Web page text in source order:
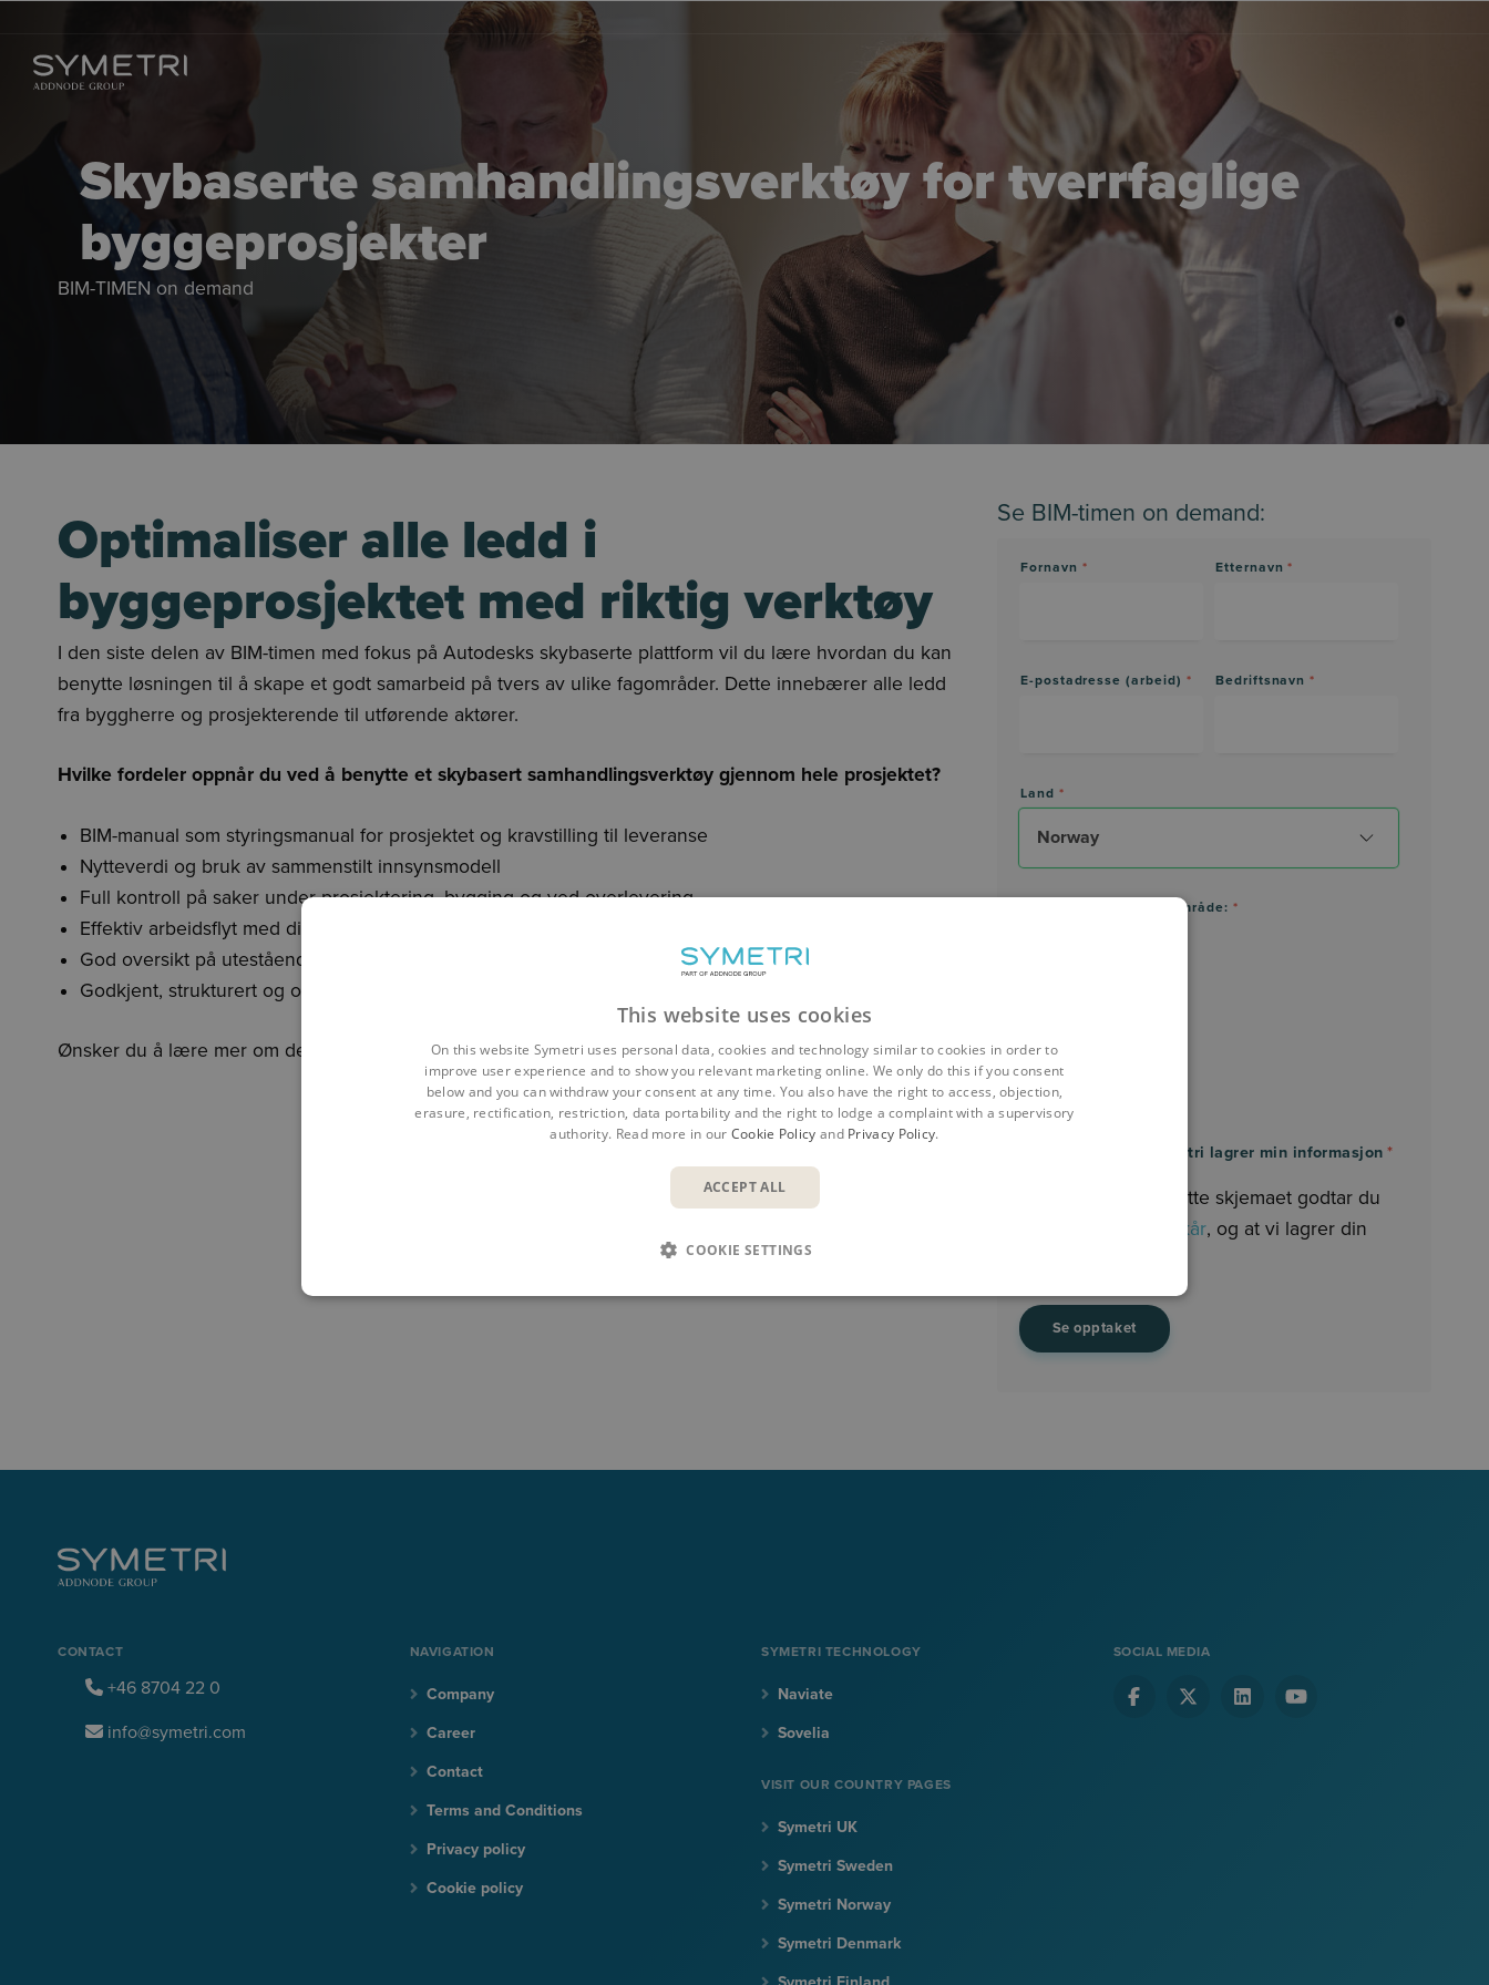
Skybaserte samhandlingsverktøy for tverrfaglige
byggeprosjekter
BIM-TIMEN on demand
Optimaliser alle ledd i
byggeprosjektet med riktig verktøy
I den siste delen av BIM-timen med fokus på Autodesks skybaserte plattform vil du lære hvordan du kan
benytte løsningen til å skape et godt samarbeid på tvers av ulike fagområder. Dette innebærer alle ledd
fra byggherre og prosjekterende til utførende aktører.
Hvilke fordeler oppnår du ved å benytte et skybasert samhandlingsverktøy gjennom hele prosjektet?
BIM-manual som styringsmanual for prosjektet og kravstilling til leveranse
Nytteverdi og bruk av sammenstilt innsynsmodell
Full kontroll på saker under prosjektering, bygging og ved overlevering
Effektiv arbeidsflyt med digitale sjekklister direkte på byggeplass
God oversikt på utestående saker ved overlevering til byggherre
Godkjent, strukturert og oversiktlig innsamling av FDV-dokumentasjon
Ønsker du å lære mer om dette temaet? Da anbefaler vi deg å se opptaket fra denne BIM-timen!
Se BIM-timen on demand:
Fornavn * Etternavn *
E-postadresse (arbeid) * Bedriftsnavn *
Land *
Interesseområde/Fagområde: *
Entreprenør
Byggherre
Jeg godtar at Symetri lagrer min informasjon *
Ved å sende inn dette skjemaet godtar du
personvernvilkår, og at vi lagrer din
CONTACT
+46 8704 22 0
info@symetri.com
NAVIGATION
Company
Career
Contact
Terms and Conditions
Privacy policy
Cookie policy
SYMETRI TECHNOLOGY
Naviate
Sovelia
VISIT OUR COUNTRY PAGES
Symetri UK
Symetri Sweden
Symetri Norway
Symetri Denmark
SOCIAL MEDIA
This website uses cookies
On this website Symetri uses personal data, cookies and technology similar to cookies in order to
improve user experience and to show you relevant marketing online. We only do this if you consent
below and you can withdraw your consent at any time. You also have the right to access, objection,
erasure, rectification, restriction, data portability and the right to lodge a complaint with a supervisory
authority. Read more in our Cookie Policy and Privacy Policy.
ACCEPT ALL
COOKIE SETTINGS